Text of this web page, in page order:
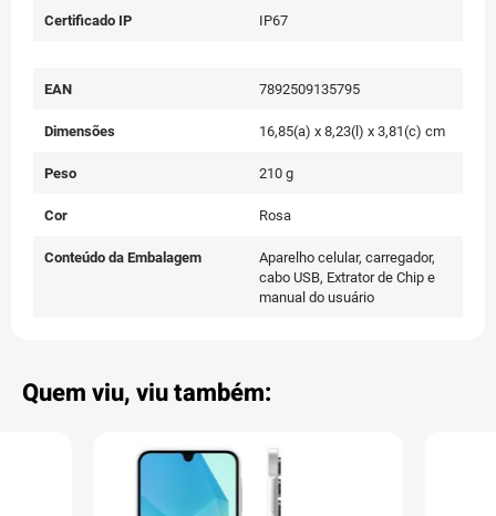
Certificado IP IP67
EAN 7892509135795
Dimensões 16,85(a) x 8,23(l) x 3,81(c) cm
Peso 210 g
Cor Rosa
Conteúdo da Embalagem
Aparelho celular, carregador,
cabo USB, Extrator de Chip e
manual do usuário
Quem viu, viu também: